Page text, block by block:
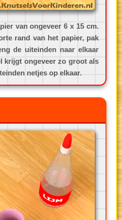
van ongeveer 6 x 15 cm.
rand van het papier, pak
de uiteinden naar elkaar
krijgt ongeveer zo groot als
netjes op elkaar.